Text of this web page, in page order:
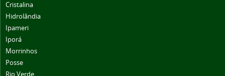
Cristalina
Hidrolândia
Ipameri
Iporá
Morrinhos
Posse